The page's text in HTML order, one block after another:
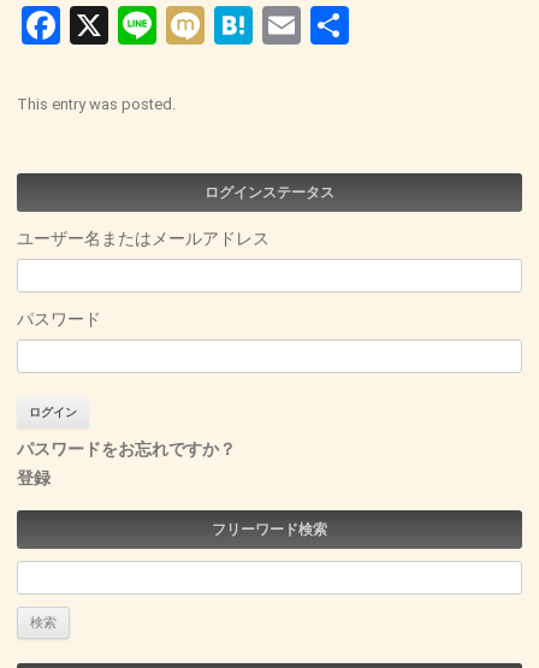
Facebook
X LineMixiHatena
Email
This entry was posted.
ログインステータス
ユーザー名またはメールアドレス
パスワード
パスワードをお忘れですか？
登録
フリーワード検索